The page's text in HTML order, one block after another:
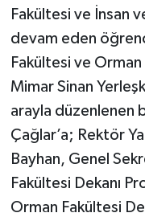
Fakültesi ve İnsan
devam eden
Fakültesi ve
Mimar Sinan
arayla düzenlenen
Çağlar’a; Rektör
Bayhan, Genel
Fakültesi Dekanı
Orman Fakültesi